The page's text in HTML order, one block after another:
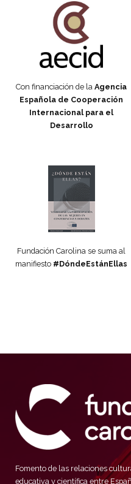
Con financiación de la Agencia
Española de Cooperación
Internacional para el
Desarrollo
Fundación Carolina se suma al
manifiesto #DóndeEstánEllas
Fomento de las relaciones
educativa y científica entre